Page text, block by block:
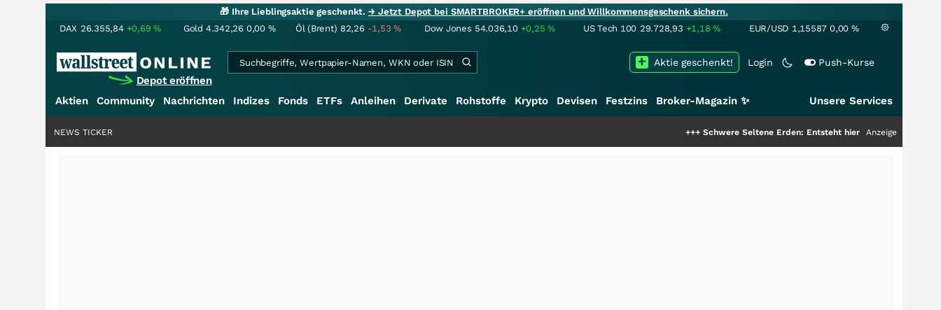
🎁 Ihre Lieblingsaktie geschenkt.→ Jetzt Depot bei SMARTBROKER+ eröffnen und Willkommensgeschenk sichern.
DAX 26.355,84 +0,69% Gold 4.342,26 0,00 % Öl (Brent) 82,26 -1,53% Dow Jones 54.036,10 +0,25% US Tech 100 29.728,93 +1,18% EUR/USD 1,15587 0,00 %
Depot eröffnen
Login Push-Kurse
Aktie geschenkt!
Aktien Community Nachrichten Indizes Fonds ETFs Anleihen Derivate Rohstoffe Krypto Devisen Festzins Broker-Magazin ✨ Unsere Services
Schwere Seltene Erden: Entsteht hier die nächste Milliardenstory?
Anzeige
NEWS TICKER